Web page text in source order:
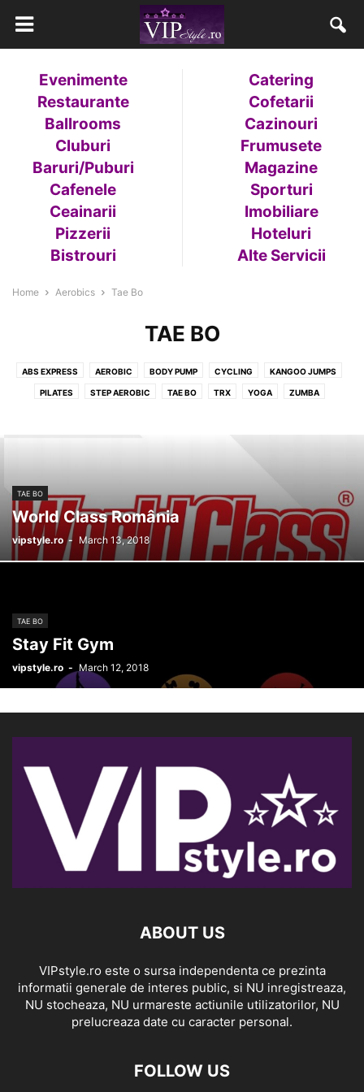
Evenimente
Restaurante
Ballrooms
Cluburi
Baruri/Puburi
Cafenele
Ceainarii
Pizzerii
Bistrouri
Catering
Cofetarii
Cazinouri
Frumusete
Magazine
Sporturi
Imobiliare
Hoteluri
Alte Servicii
Home Aerobics Tae Bo
TAE BO
ABS EXPRESS AEROBIC BODY PUMP CYCLING KANGOO JUMPS
PILATES STEP AEROBIC TAE BO TRX YOGA ZUMBA
TAE BO
World Class România
vipstyle.ro - March 13, 2018
TAE BO
Stay Fit Gym
vipstyle.ro - March 12, 2018
ABOUT US
VIPstyle.ro este o sursa independenta ce prezinta
informatii generale de interes public, si NU inregistreaza,
NU stocheaza, NU urmareste actiunile utilizatorilor, NU
prelucreaza date cu caracter personal.
FOLLOW US